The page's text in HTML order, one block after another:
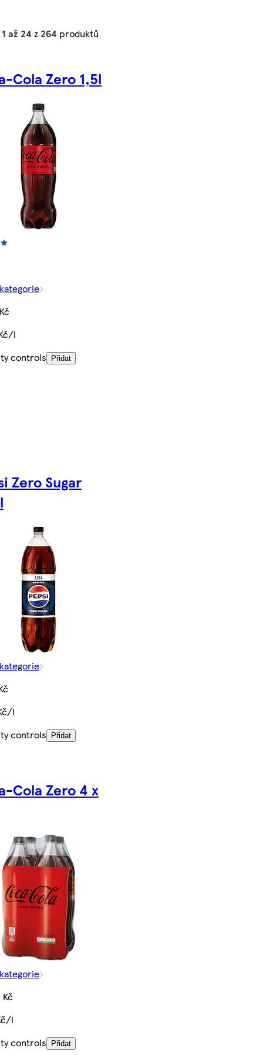
1 až 24 z 264 produktů
Cola Zero 1,5l
l
controls
Přidat
Zero Sugar
l
controls
Přidat
Cola Zero 4 x
l
controls
Přidat